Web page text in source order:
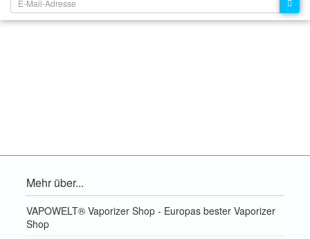
Mehr über...
VAPOWELT® Vaporizer Shop - Europas bester Vaporizer
Shop